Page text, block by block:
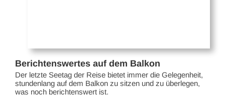
Berichtenswertes auf dem Balkon
Der letzte Seetag der Reise bietet immer die Gelegenheit,
stundenlang auf dem Balkon zu sitzen und zu überlegen,
was noch berichtenswert ist.